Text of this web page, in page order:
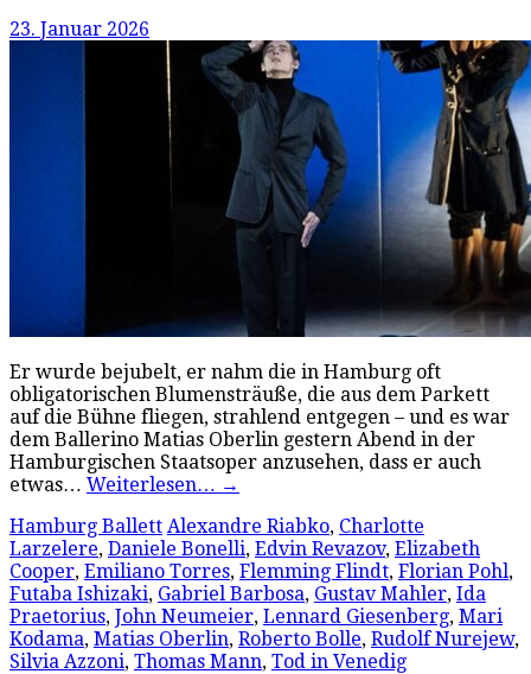
23. Januar 2026
Er wurde bejubelt, er nahm die in Hamburg oft
obligatorischen Blumensträuße, die aus dem Parkett
auf die Bühne fliegen, strahlend entgegen – und es war
dem Ballerino Matias Oberlin gestern Abend in der
Hamburgischen Staatsoper anzusehen, dass er auch
etwas… Weiterlesen… →
Hamburg Ballett Alexandre Riabko, Charlotte
Larzelere, Daniele Bonelli, Edvin Revazov, Elizabeth
Cooper, Emiliano Torres, Flemming Flindt, Florian Pohl,
Futaba Ishizaki, Gabriel Barbosa, Gustav Mahler, Ida
Praetorius, John Neumeier, Lennard Giesenberg, Mari
Kodama, Matias Oberlin, Roberto Bolle, Rudolf Nurejew,
Silvia Azzoni, Thomas Mann, Tod in Venedig